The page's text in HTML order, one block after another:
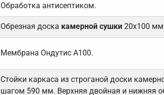
Обработка антисептиком.
Обрезная доска камерной сушки20х100
Мембрана Ондутис А100.
Стойки каркаса из строганой доски
шагом 590 мм. Верхняя двойная и нижняя